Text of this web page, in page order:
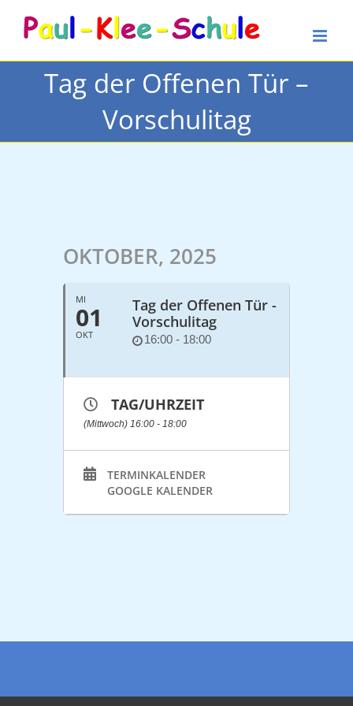
Inhalt
Tag der Offenen Tür –
Vorschulitag
OKTOBER, 2025
MI
01
OKT
Tag der Offenen Tür -
Vorschulitag
16:00 - 18:00
TAG/UHRZEIT
(Mittwoch) 16:00 - 18:00
TERMINKALENDER
GOOGLE KALENDER